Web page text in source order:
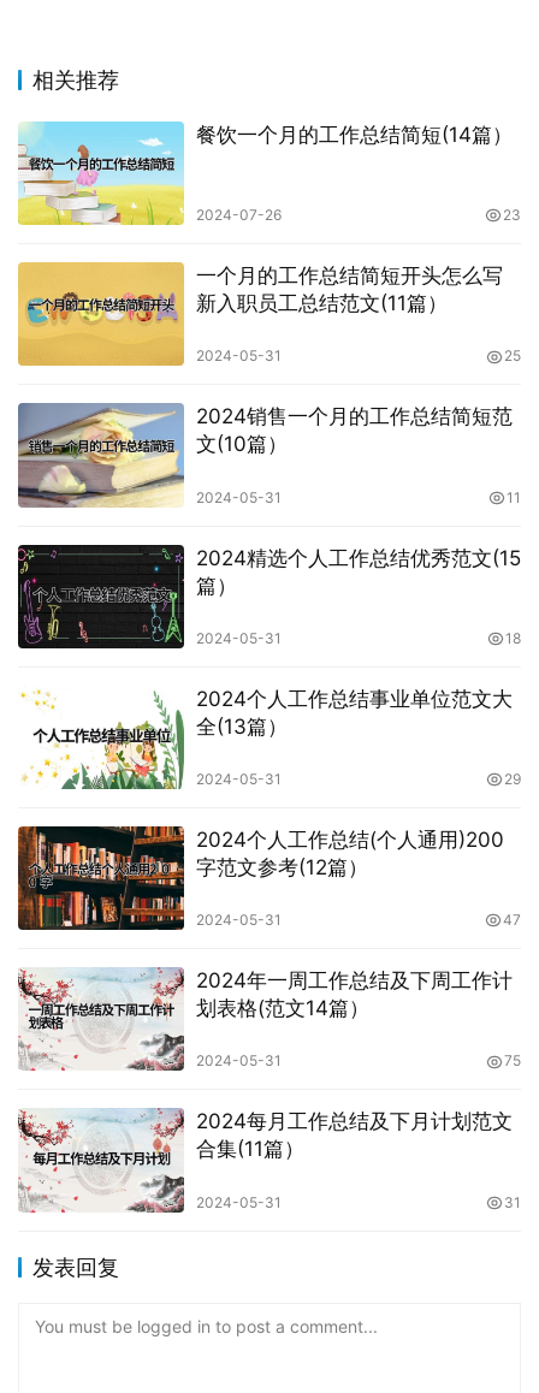
相关推荐
餐饮一个月的工作总结简短(14篇）
2024-07-26 23
一个月的工作总结简短开头怎么写
新入职员工总结范文(11篇）
2024-05-31 25
2024销售一个月的工作总结简短范
文(10篇）
2024-05-31 11
2024精选个人工作总结优秀范文(15
篇）
2024-05-31 18
2024个人工作总结事业单位范文大
全(13篇）
2024-05-31 29
2024个人工作总结(个人通用)200
字范文参考(12篇）
2024-05-31 47
2024年一周工作总结及下周工作计
划表格(范文14篇）
2024-05-31 75
2024每月工作总结及下月计划范文
合集(11篇）
2024-05-31 31
发表回复
You must be logged in to post a comment...